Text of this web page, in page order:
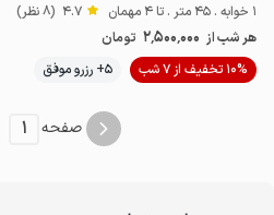
1 خوابه . 45 متر . تا 4 مهمان 4.7 (8 نظر)
هر شب از 2٬500٬000 تومان
10% تخفیف از 7 شب
5+ رزرو موفق
صفحه 1